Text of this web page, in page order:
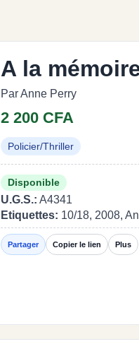
A la
Par Anne Perry
2 200 CFA
Policier/Thriller
Disponible
U.G.S.: A4341
Etiquettes: 10/18, 2008,
Partager Copier le lien Plus